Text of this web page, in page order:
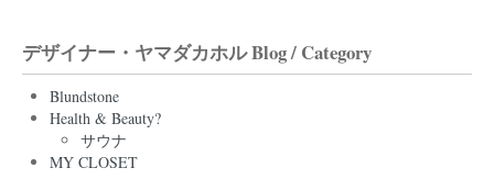
デザイナー・ヤマダカホル Blog / Category
Blundstone
Health & Beauty?
サウナ
MY CLOSET